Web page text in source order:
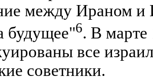
между Ираном и
будущее"6. В марте
все
советники.